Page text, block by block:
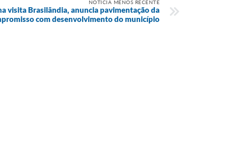
NOTÍCIA MENOS RECENTE
visita Brasilândia, anuncia pavimentação da
com desenvolvimento do município